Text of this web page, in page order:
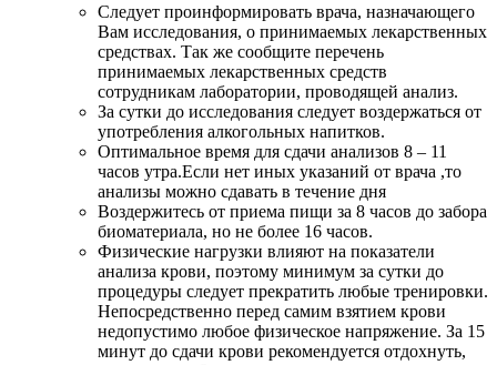
Следует проинформировать врача, назначающего
Вам исследования, о принимаемых лекарственных
средствах. Так же сообщите перечень
принимаемых лекарственных средств
сотрудникам лаборатории, проводящей анализ.
За сутки до исследования следует воздержаться от
употребления алкогольных напитков.
Оптимальное время для сдачи анализов 8 – 11
часов утра.Если нет иных указаний от врача ,то
анализы можно сдавать в течение дня
Воздержитесь от приема пищи за 8 часов до забора
биоматериала, но не более 16 часов.
Физические нагрузки влияют на показатели
анализа крови, поэтому минимум за сутки до
процедуры следует прекратить любые тренировки.
Непосредственно перед самим взятием крови
недопустимо любое физическое напряжение. За 15
минут до сдачи крови рекомендуется отдохнуть,